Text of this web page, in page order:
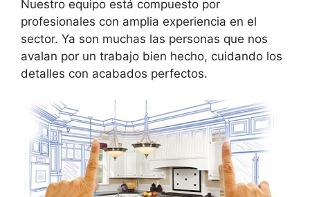
Nuestro equipo está compuesto por
profesionales con amplia experiencia en el
sector. Ya son muchas las personas que nos
avalan por un trabajo bien hecho, cuidando los
detalles con acabados perfectos.